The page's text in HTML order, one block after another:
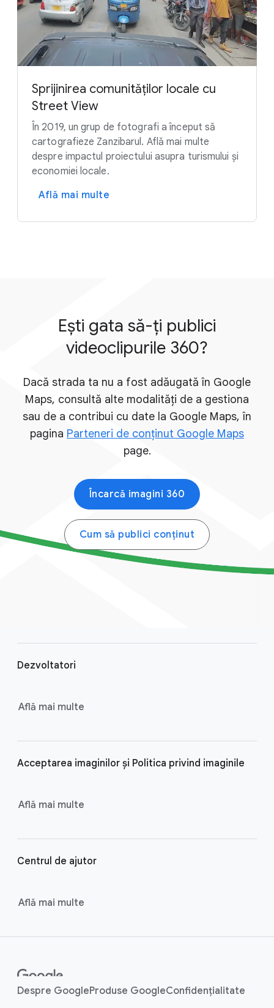
Sprijinirea comunităților locale cu
Street View
În 2019, un grup de fotografi a început să
cartografieze Zanzibarul. Află mai multe
despre impactul proiectului asupra turismului și
economiei locale.
Află mai multe
Ești gata să-ți publici
videoclipurile 360?
Dacă strada ta nu a fost adăugată în Google
Maps, consultă alte modalități de a gestiona
sau de a contribui cu date la Google Maps, în
pagina Parteneri de conținut Google Maps
page.
Încarcă imagini 360
Cum să publici conținut
Dezvoltatori
Află mai multe
Acceptarea imaginilor și Politica privind imaginile
Află mai multe
Centrul de ajutor
Află mai multe
Despre GoogleProduse GoogleConfidențialitate